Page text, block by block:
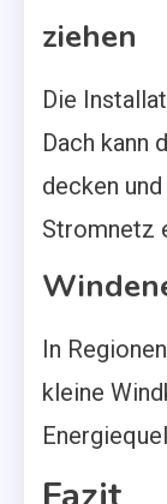
ziehen
Die
Dach kann
decken
Stromnetz
In
kleine